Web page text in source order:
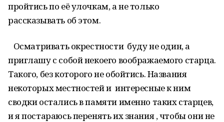
пройтись по её улочкам, а не только
рассказывать об этом.
Осматривать окрестности буду не один, а
приглашу с собой некоего воображаемого старца.
Такого, без которого не обойтись. Названия
некоторых местностей и интересные к ним
сводки остались в памяти именно таких старцев,
и я постараюсь перенять их знания , чтобы они не